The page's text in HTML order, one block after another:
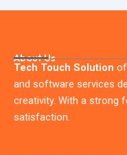
About Us
Tech Touch Solution
and software services
creativity. With a strong
satisfaction.